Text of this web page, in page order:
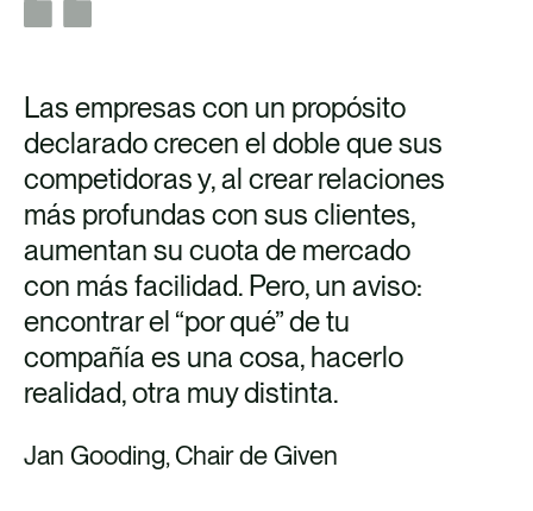
Las empresas con un propósito
declarado crecen el doble que sus
competidoras y, al crear relaciones
más profundas con sus clientes,
aumentan su cuota de mercado
con más facilidad. Pero, un aviso:
encontrar el “por qué” de tu
compañía es una cosa, hacerlo
realidad, otra muy distinta.
Jan Gooding, Chair de Given